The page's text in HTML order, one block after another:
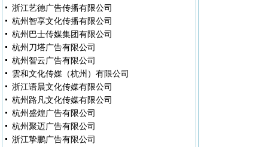
浙江艺德广告传播有限公司
杭州智享文化传播有限公司
杭州巴士传媒集团有限公司
杭州刀塔广告有限公司
杭州智云广告有限公司
雲和文化传媒（杭州）有限公司
浙江语晨文化传媒有限公司
杭州路凡文化传媒有限公司
杭州盛煌广告有限公司
杭州聚迈广告有限公司
浙江挚鹏广告有限公司